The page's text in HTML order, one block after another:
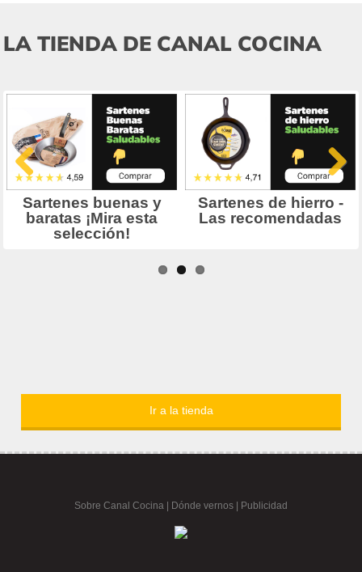
LA TIENDA DE CANAL COCINA
Ir a la tienda
Sobre Canal Cocina Dónde vernos | Publicidad